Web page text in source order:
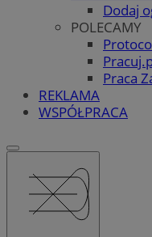
Dodaj
POLECAMY
Praca
REKLAMA
WSPÓŁPRACA